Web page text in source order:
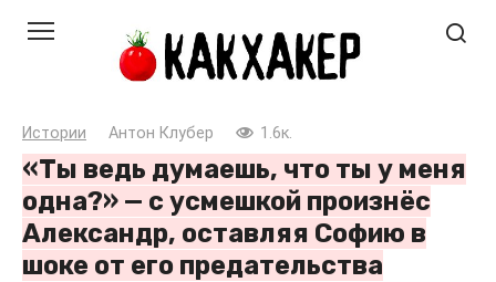
Истории Антон Клубер 1.6к.
«Ты ведь думаешь, что ты у меня
одна?» — с усмешкой произнёс
Александр, оставляя Софию в
шоке от его предательства